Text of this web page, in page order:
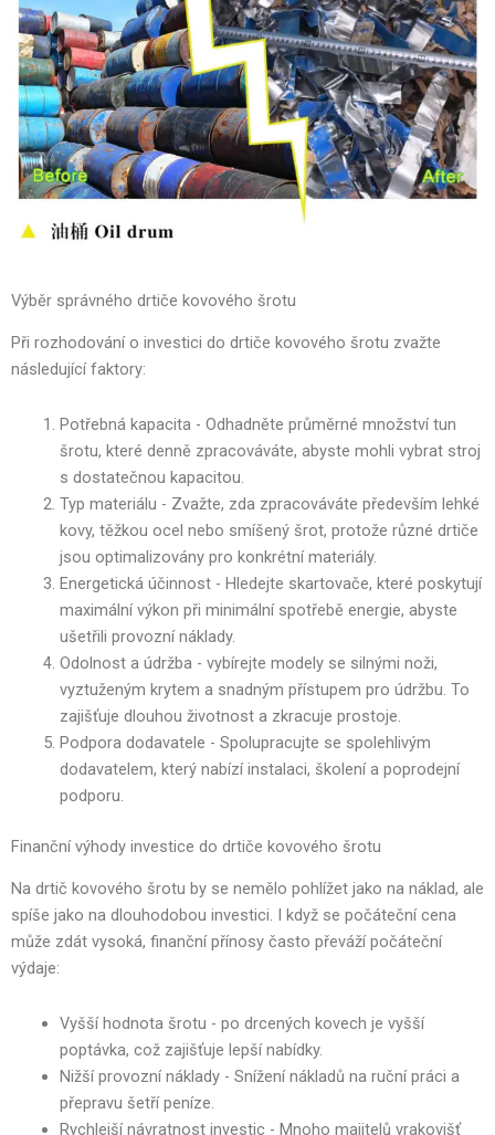
Výběr správného drtiče kovového šrotu
Při rozhodování o investici do drtiče kovového šrotu zvažte
následující faktory:
Potřebná kapacita - Odhadněte průměrné množství tun
šrotu, které denně zpracováváte, abyste mohli vybrat stroj
s dostatečnou kapacitou.
Typ materiálu - Zvažte, zda zpracováváte především lehké
kovy, těžkou ocel nebo smíšený šrot, protože různé drtiče
jsou optimalizovány pro konkrétní materiály.
Energetická účinnost - Hledejte skartovače, které poskytují
maximální výkon při minimální spotřebě energie, abyste
ušetřili provozní náklady.
Odolnost a údržba - vybírejte modely se silnými noži,
vyztuženým krytem a snadným přístupem pro údržbu. To
zajišťuje dlouhou životnost a zkracuje prostoje.
Podpora dodavatele - Spolupracujte se spolehlivým
dodavatelem, který nabízí instalaci, školení a poprodejní
podporu.
Finanční výhody investice do drtiče kovového šrotu
Na drtič kovového šrotu by se nemělo pohlížet jako na náklad, ale
spíše jako na dlouhodobou investici. I když se počáteční cena
může zdát vysoká, finanční přínosy často převáží počáteční
výdaje:
Vyšší hodnota šrotu - po drcených kovech je vyšší
poptávka, což zajišťuje lepší nabídky.
Nižší provozní náklady - Snížení nákladů na ruční práci a
přepravu šetří peníze.
Rychlejší návratnost investic - Mnoho majitelů vrakovišť